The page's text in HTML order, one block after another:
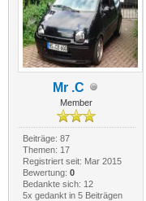
Mr .C
Member
Beiträge: 87
Themen: 17
Registriert seit: Mar 2015
Bewertung: 0
Bedankte sich: 12
5x gedankt in 5 Beiträgen